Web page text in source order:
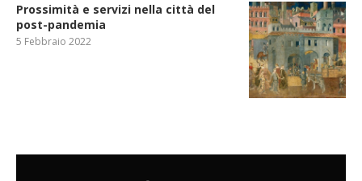
Prossimità e servizi nella città del
post-pandemia
5 Febbraio 2022